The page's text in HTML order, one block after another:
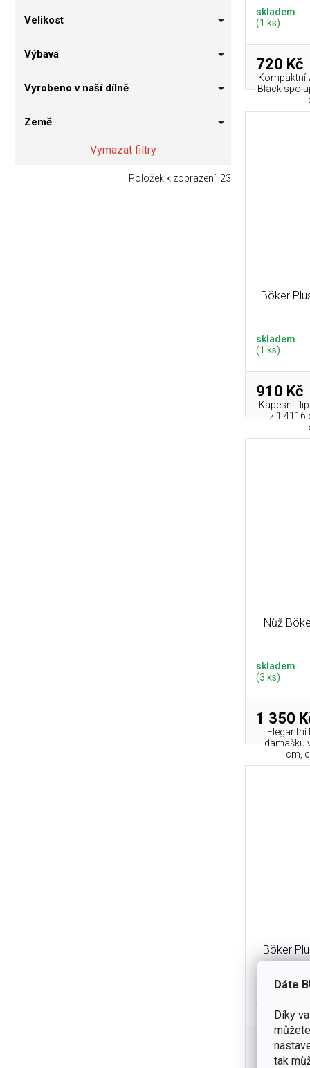
Dáte
Díky
tak
Velikost
Výbava
Vyrobeno v naší dílně
Země
Vymazat filtry
Položek k zobrazení: 23
skladem
(1 ks)
720 Kč
Kompaktní
Black
Böker
skladem
(1 ks)
910 Kč
Kapesní
z 1.4116
Nůž
skladem
(3 ks)
1 350
damašku
cm,
Böker
skladem
(2 ks)
870 Kč
Štíhlý,